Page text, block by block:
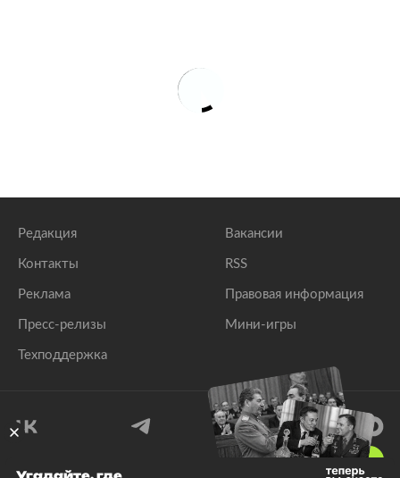
Редакция
Контакты
Реклама
Пресс-релизы
Техподдержка
Вакансии
RSS
Правовая информация
Мини-игры